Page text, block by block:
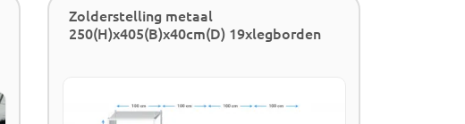
Zolderstelling metaal
250(H)x405(B)x40cm(D) 19xlegborden